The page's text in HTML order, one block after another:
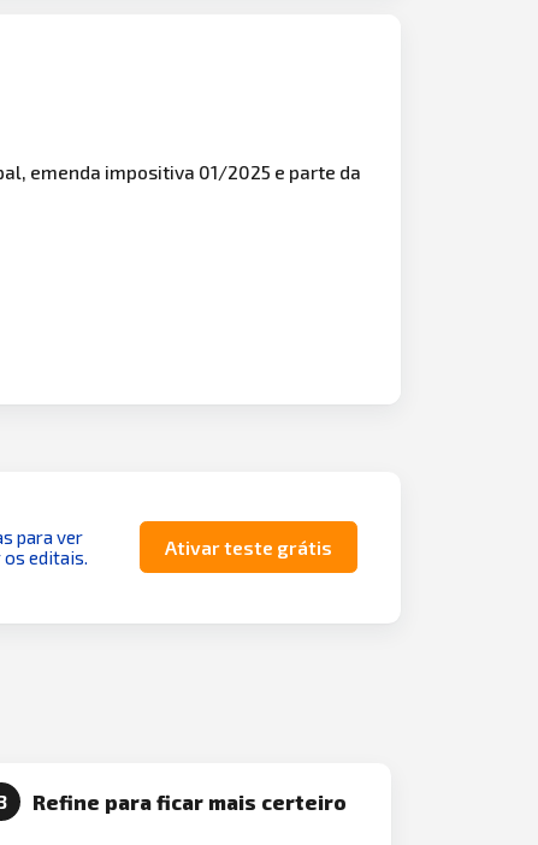
emenda impositiva 01/2025 e parte da
para ver
editais.
Ativar teste grátis
Refine para ficar mais certeiro